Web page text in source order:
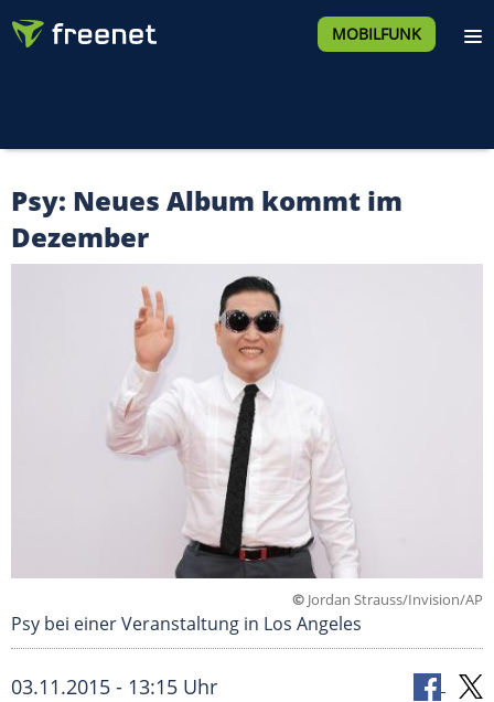
MOBILFUNK
Psy: Neues Album kommt im
Dezember
© Jordan Strauss/Invision/AP
Psy bei einer Veranstaltung in Los Angeles
03.11.2015 - 13:15 Uhr